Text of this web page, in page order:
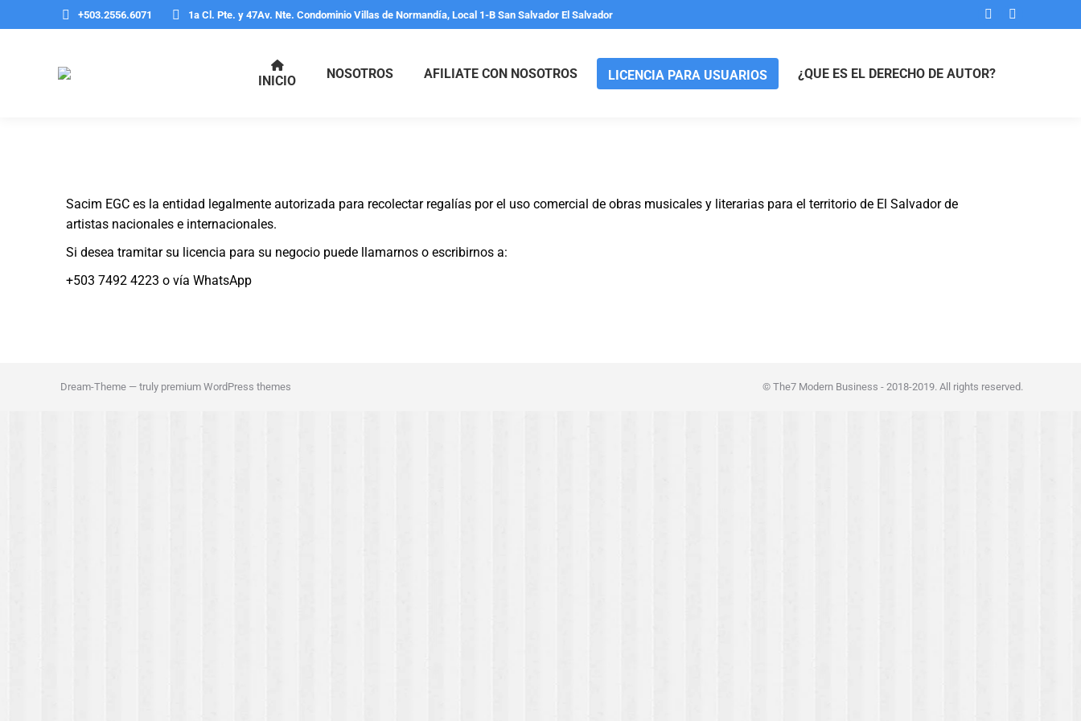
+503.2556.6071 1a Cl. Pte. y 47Av. Nte. Condominio Villas de Normandía, Local 1-B San Salvador El Salvador
INICIO NOSOTROS AFILIATE CON NOSOTROS LICENCIA PARA USUARIOS ¿QUE ES EL DERECHO DE AUTOR?
Sacim EGC es la entidad legalmente autorizada para recolectar regalías por el uso comercial de obras musicales y literarias para el territorio de El Salvador de
artistas nacionales e internacionales.
Si desea tramitar su licencia para su negocio puede llamarnos o escribirnos a:
+503 7492 4223 o vía WhatsApp
Dream-Theme — truly premium WordPress themes © The7 Modern Business - 2018-2019. All rights reserved.